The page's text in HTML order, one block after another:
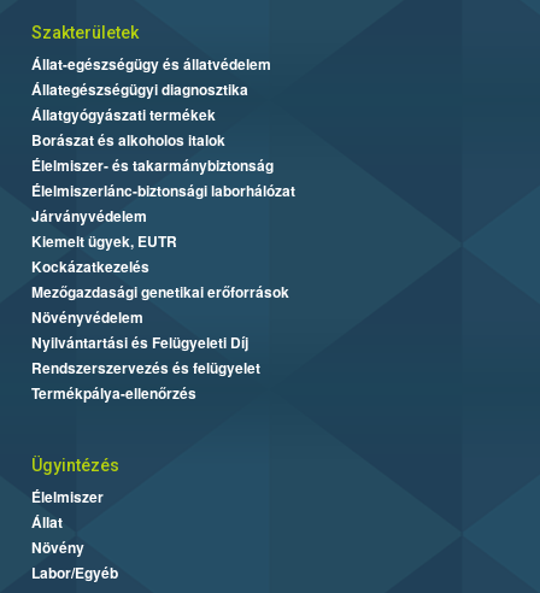
Szakterületek
Állat-egészségügy és állatvédelem
Állategészségügyi diagnosztika
Állatgyógyászati termékek
Borászat és alkoholos italok
Élelmiszer- és takarmánybiztonság
Élelmiszerlánc-biztonsági laborhálózat
Járványvédelem
Kiemelt ügyek, EUTR
Kockázatkezelés
Mezőgazdasági genetikai erőforrások
Növényvédelem
Nyilvántartási és Felügyeleti Díj
Rendszerszervezés és felügyelet
Termékpálya-ellenőrzés
Ügyintézés
Élelmiszer
Állat
Növény
Labor/Egyéb